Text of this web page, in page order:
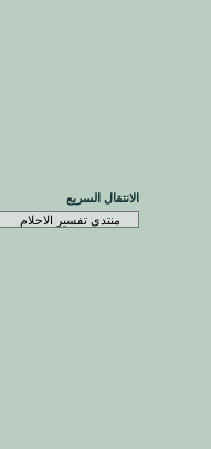
الانتقال السريع